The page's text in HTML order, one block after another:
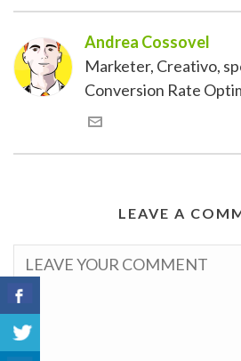
Andrea Cossovel
Marketer, Creativo,
Conversion Rate
LEAVE A